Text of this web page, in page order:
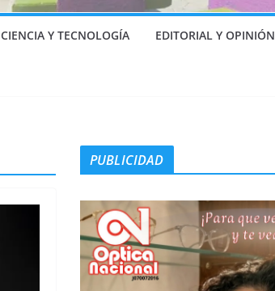
CIENCIA Y TECNOLOGÍA EDITORIAL Y OPINIÓN
PUBLICIDAD